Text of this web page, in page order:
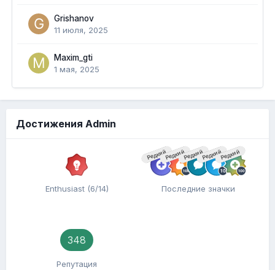
Grishanov
11 июля, 2025
Maxim_gti
1 мая, 2025
Достижения Admin
Enthusiast (6/14)
РедкийРедкийРедкийРедкийРедкий
Последние значки
348
Репутация